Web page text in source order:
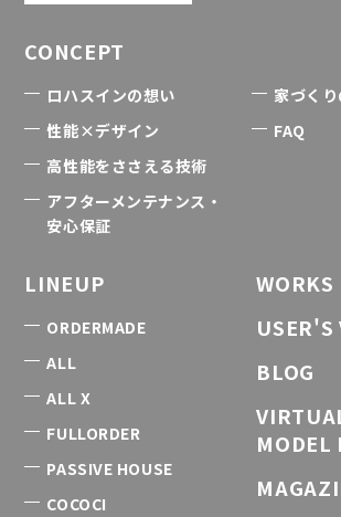
CONCEPT
ロハスインの想い
性能×デザイン
高性能をささえる技術
アフターメンテナンス・
安心保証
家づく
FAQ
LINEUP
ORDERMADE
ALL
ALL X
FULLORDER
PASSIVE HOUSE
COCOCI
WORKS
USER'S
BLOG
MODEL